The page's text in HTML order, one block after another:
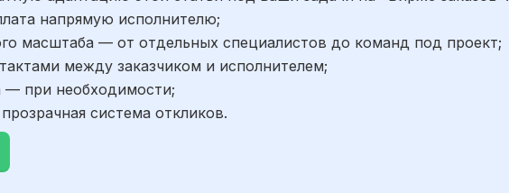
напрямую исполнителю;
масштаба — от отдельных специалистов до команд под проект;
между заказчиком и исполнителем;
— при необходимости;
система откликов.